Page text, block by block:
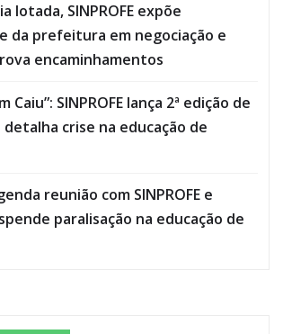
lotada, SINPROFE expõe
da prefeitura em negociação e
encaminhamentos
Caiu”: SINPROFE lança 2ª edição de
crise na educação de
reunião com SINPROFE e
paralisação na educação de